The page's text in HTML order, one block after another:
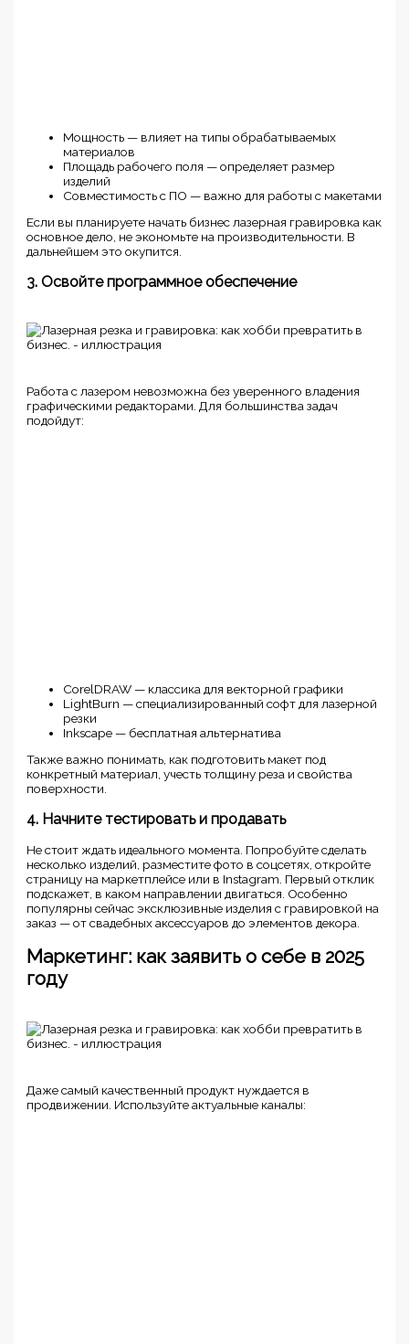
Мощность — влияет на типы обрабатываемых
материалов
Площадь рабочего поля — определяет размер
изделий
Совместимость с ПО — важно для работы с макетами
Если вы планируете начать бизнес лазерная гравировка как
основное дело, не экономьте на производительности. В
дальнейшем это окупится.
3. Освойте программное обеспечение
Работа с лазером невозможна без уверенного владения
графическими редакторами. Для большинства задач
подойдут:
CorelDRAW — классика для векторной графики
LightBurn — специализированный софт для лазерной
резки
Inkscape — бесплатная альтернатива
Также важно понимать, как подготовить макет под
конкретный материал, учесть толщину реза и свойства
поверхности.
4. Начните тестировать и продавать
Не стоит ждать идеального момента. Попробуйте сделать
несколько изделий, разместите фото в соцсетях, откройте
страницу на маркетплейсе или в Instagram. Первый отклик
подскажет, в каком направлении двигаться. Особенно
популярны сейчас эксклюзивные изделия с гравировкой на
заказ — от свадебных аксессуаров до элементов декора.
Маркетинг: как заявить о себе в 2025
году
Даже самый качественный продукт нуждается в
продвижении. Используйте актуальные каналы: